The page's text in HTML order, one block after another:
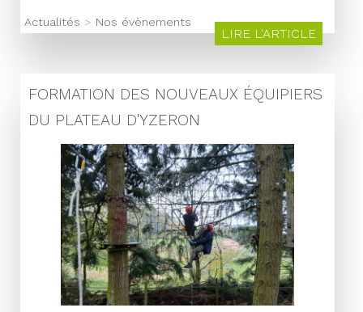
Actualités > Nos évènements
LIRE L'ARTICLE
FORMATION DES NOUVEAUX ÉQUIPIERS
DU PLATEAU D'YZERON